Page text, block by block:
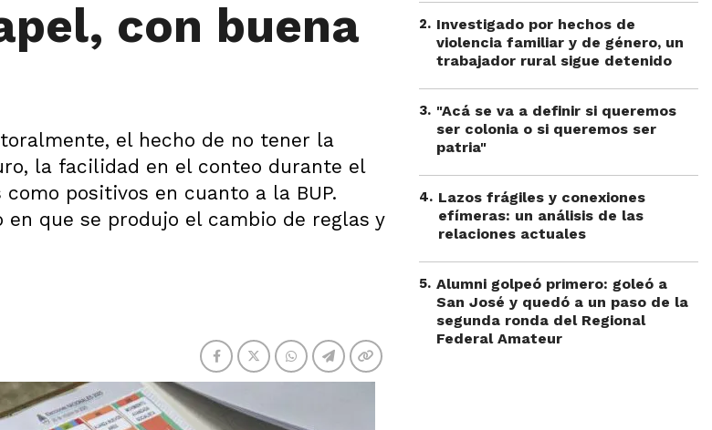
con buena
el hecho de no tener la
la facilidad en el conteo durante el
positivos en cuanto a la BUP.
que se produjo el cambio de reglas y
2. Investigado por hechos de
violencia familiar y de género, un
trabajador rural sigue detenido
3. "Acá se va a definir si queremos
ser colonia o si queremos ser
patria"
4. Lazos frágiles y conexiones
efímeras: un análisis de las
relaciones actuales
5. Alumni golpeó primero: goleó a
San José y quedó a un paso de la
segunda ronda del Regional
Federal Amateur